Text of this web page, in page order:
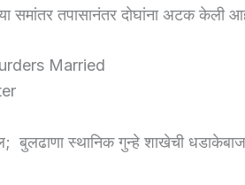
समांतर तपासानंतर दोघांना अटक केली
बुलढाणा स्थानिक गुन्हे शाखेची धडाकेबाज